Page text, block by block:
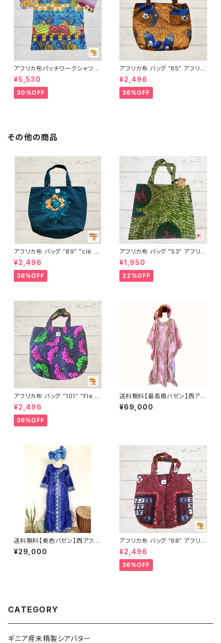
アフリカ布パッチワークシャツ
男女兼用 パーニュ キテンゲ ギ
ニア フェアトレード INUWALIA
FRICA patch-s-1
¥5,530
30%OFF
アフリカ布 バッグ ”65” アフリカ
ンプリント パーニュ カンガ キテ
ンゲ トートバッグ エコバッグ ギ
ニア フェアトレード INUWALIA
FRICA
¥2,496
36%OFF
その他の商品
アフリカ布 バッグ ”89” "clé "
アフリカンプリント パーニュ カ
ンガ キテンゲ トートバッグ エコ
バッグ ギニア フェアトレード IN
UWALIAFRICA
¥2,496
36%OFF
アフリカ布 バッグ "53" アフリカ
ンプリント パーニュ カンガ キテ
ンゲ トートバッグ エコバッグ ギ
ニア フェアトレード INUWALIA
FRICA
¥1,950
22%OFF
アフリカ布 バッグ ”101” "Fleur
de mariée” アフリカンプリント
パーニュ カンガ キテンゲ トート
バッグ エコバッグ ギニア フェア
トレード INUWALIAFRICA
¥2,496
36%OFF
送料無料【最高級バゼン】西アフ
リカ正装 グバ｜ラインストーン
＆ゴールド刺繍（ヘッドドレス付）
¥69,000
送料無料【美色バゼン】西アフリ
カ 結婚式参列用ワンピース｜繊
細レース装飾＆輝くヘッドドレス
¥29,000
アフリカ布 バッグ ”68” アフリカ
ンプリント パーニュ カンガ キテ
ンゲ トートバッグ エコバッグ ギ
ニア フェアトレード INUWALIA
FRICA
¥2,496
36%OFF
CATEGORY
ギニア産未精製シアバター